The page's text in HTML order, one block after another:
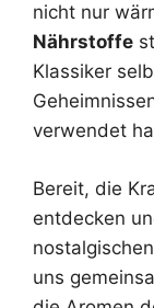
nicht nur
Nährstoffe
Klassiker
verwendet
Bereit, die
entdecken
uns